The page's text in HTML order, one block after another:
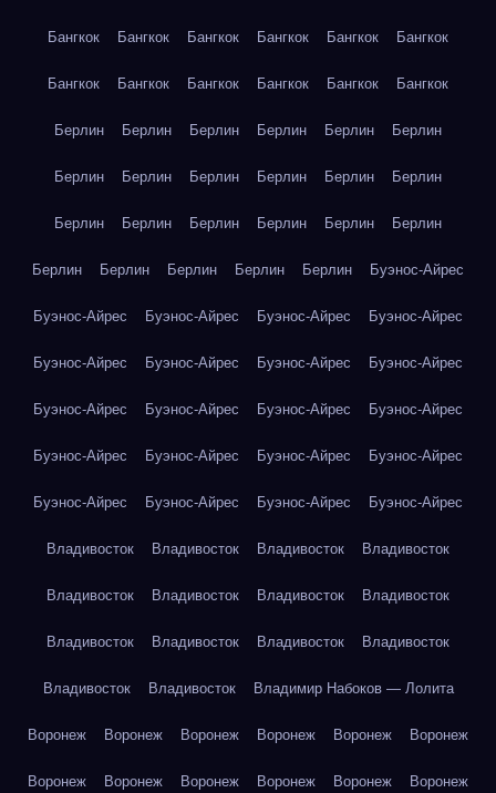
Бангкок Бангкок Бангкок Бангкок Бангкок Бангкок
Бангкок Бангкок Бангкок Бангкок Бангкок Бангкок
Берлин Берлин Берлин Берлин Берлин Берлин
Берлин Берлин Берлин Берлин Берлин Берлин
Берлин Берлин Берлин Берлин Берлин Берлин
Берлин Берлин Берлин Берлин Берлин Буэнос-Айрес
Буэнос-Айрес Буэнос-Айрес Буэнос-Айрес Буэнос-Айрес
Буэнос-Айрес Буэнос-Айрес Буэнос-Айрес Буэнос-Айрес
Буэнос-Айрес Буэнос-Айрес Буэнос-Айрес Буэнос-Айрес
Буэнос-Айрес Буэнос-Айрес Буэнос-Айрес Буэнос-Айрес
Буэнос-Айрес Буэнос-Айрес Буэнос-Айрес Буэнос-Айрес
Владивосток Владивосток Владивосток Владивосток
Владивосток Владивосток Владивосток Владивосток
Владивосток Владивосток Владивосток Владивосток
Владивосток Владивосток Владимир Набоков — Лолита
Воронеж Воронеж Воронеж Воронеж Воронеж Воронеж
Воронеж Воронеж Воронеж Воронеж Воронеж Воронеж